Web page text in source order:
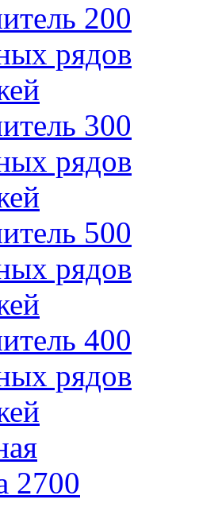
200
рядов
300
рядов
500
рядов
400
рядов
2700